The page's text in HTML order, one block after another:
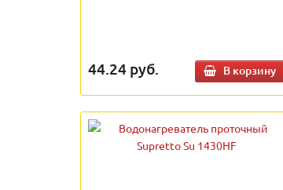
44.24 руб. В корзину